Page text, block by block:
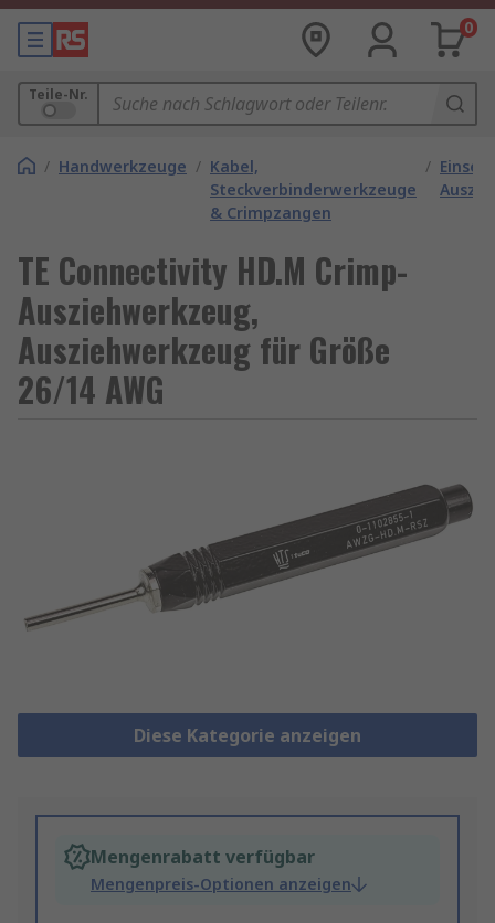
0
Teile-Nr.
/ Handwerkzeuge / Kabel,
Steckverbinderwerkzeuge
& Crimpzangen
/
TE Connectivity HD.M Crimp-
Ausziehwerkzeug,
Ausziehwerkzeug für Größe
26/14 AWG
Diese Kategorie anzeigen
Mengenrabatt verfügbar
Mengenpreis-Optionen anzeigen